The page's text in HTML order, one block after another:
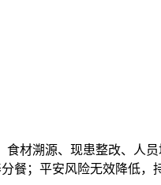
溯源、现患整改、人员
餐；平安风险无效降低，